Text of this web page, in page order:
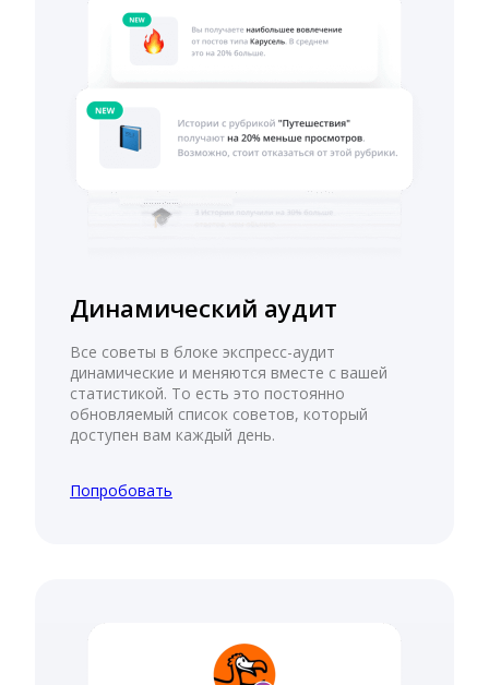
Динамический аудит
Все советы в блоке экспресс-аудит
динамические и меняются вместе с вашей
статистикой. То есть это постоянно
обновляемый список советов, который
доступен вам каждый день.
Попробовать